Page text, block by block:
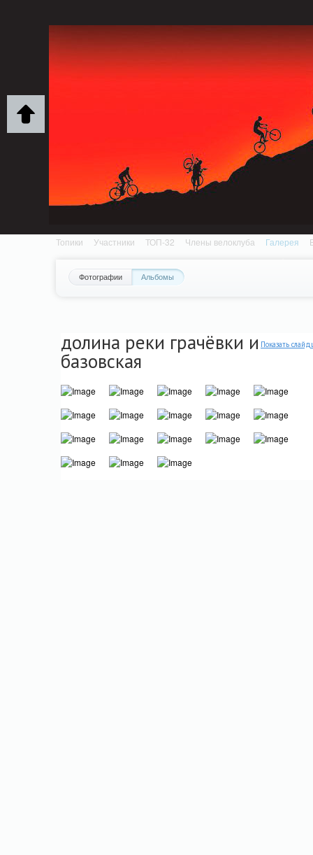
Топики Участники ТОП-32 Члены велоклуба Галерея
Вопрос-ответ Байки События
Фотографии Альбомы
Показать
долина реки грачёвки и
базовская